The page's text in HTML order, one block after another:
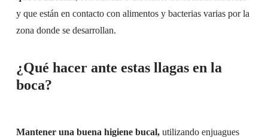
y que están en contacto con alimentos y bacterias varias por la
zona donde se desarrollan.
¿Qué hacer ante estas llagas en la
boca?
Mantener una buena higiene bucal,utilizando enjuagues